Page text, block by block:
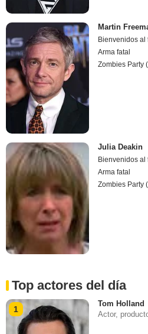
Martin
Bienvenidos
Arma fatal
Zombies Party
Julia Deakin
Bienvenidos
Arma fatal
Zombies Party
Top actores del día
1
Tom Holland
Actor,